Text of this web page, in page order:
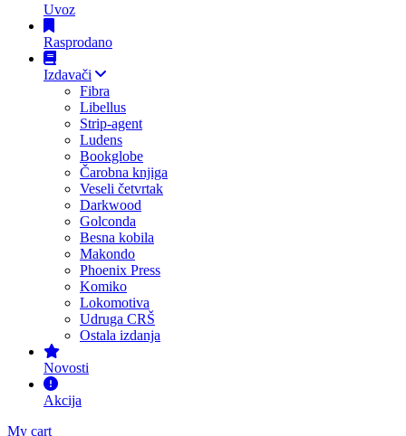
Uvoz
Rasprodano
Izdavači
Fibra
Libellus
Strip-agent
Ludens
Bookglobe
Čarobna knjiga
Veseli četvrtak
Darkwood
Golconda
Besna kobila
Makondo
Phoenix Press
Komiko
Lokomotiva
Udruga CRŠ
Ostala izdanja
Novosti
Akcija
My cart